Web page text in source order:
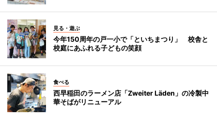
見る・遊ぶ
今年150周年の戸一小で「といちまつり」 校舎と
校庭にあふれる子どもの笑顔
食べる
西早稲田のラーメン店「Zweiter Läden」の冷製中
華そばがリニューアル